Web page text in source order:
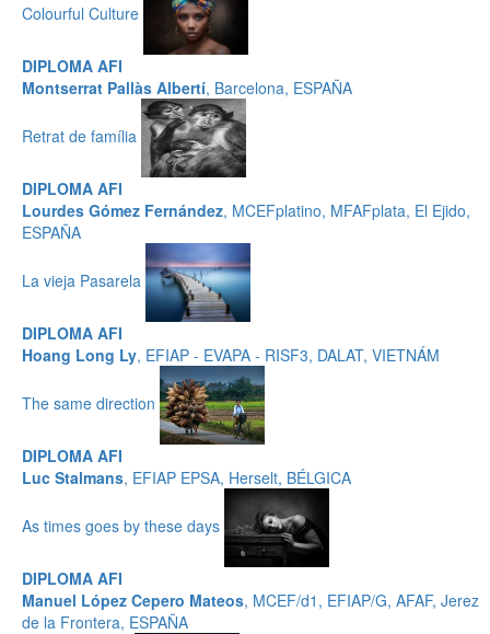
Colourful Culture
DIPLOMA AFI
Montserrat Pallàs Albertí, Barcelona, ESPAÑA
Retrat de família
DIPLOMA AFI
Lourdes Gómez Fernández, MCEFplatino, MFAFplata, El Ejido,
ESPAÑA
La vieja Pasarela
DIPLOMA AFI
Hoang Long Ly, EFIAP - EVAPA - RISF3, DALAT, VIETNÁM
The same direction
DIPLOMA AFI
Luc Stalmans, EFIAP EPSA, Herselt, BÉLGICA
As times goes by these days
DIPLOMA AFI
Manuel López Cepero Mateos, MCEF/d1, EFIAP/G, AFAF, Jerez
de la Frontera, ESPAÑA